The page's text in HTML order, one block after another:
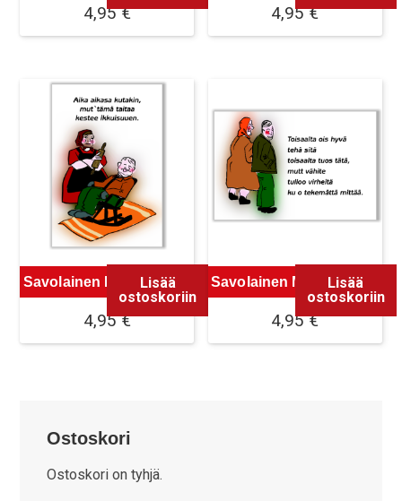
4,95€ 4,95€
Savolainen Magneetti 11
4,95€
Lisää
ostoskoriin
Savolainen Magneetti 12
4,95€
Lisää
ostoskoriin
Ostoskori
Ostoskori on tyhjä.